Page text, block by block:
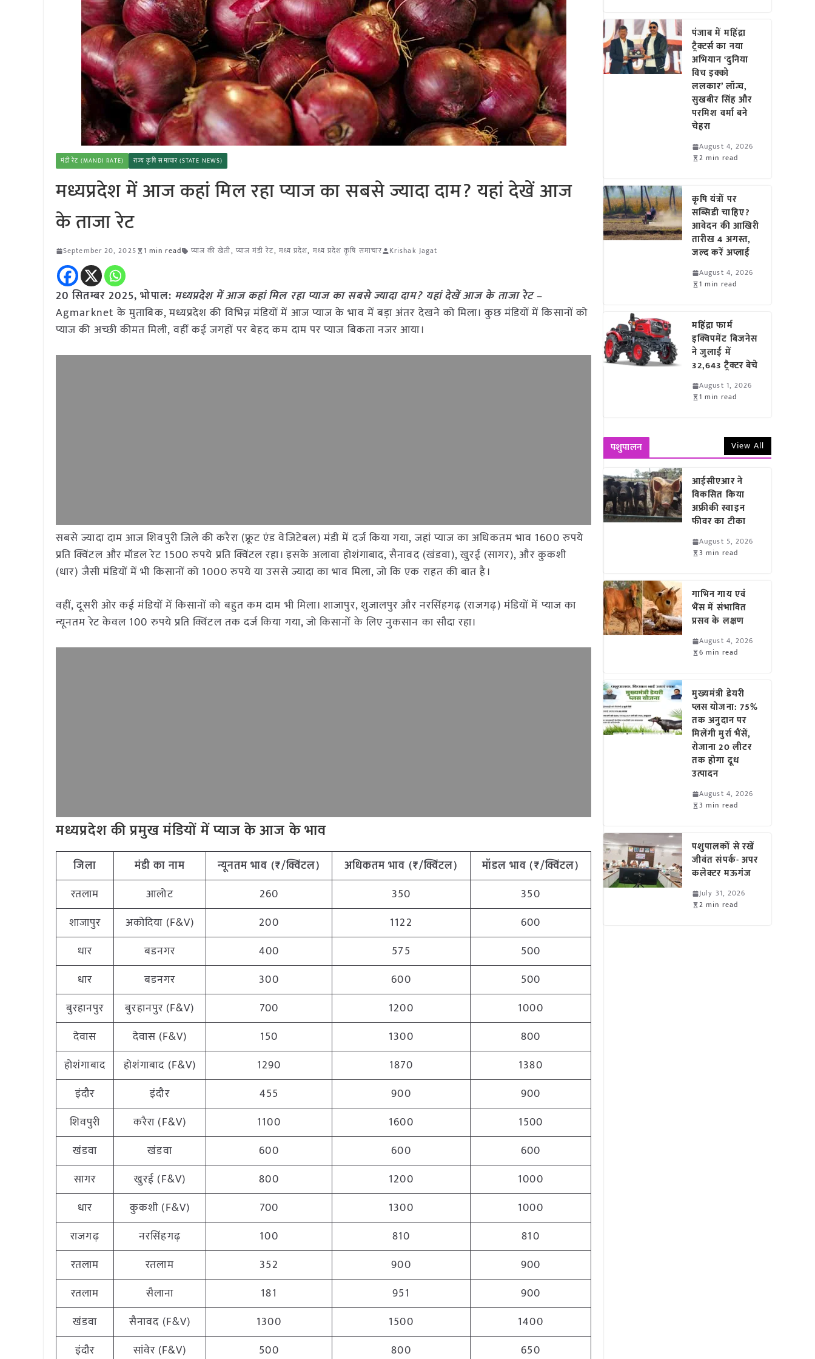
मंडी रेट (MANDI RATE) राज्य कृषि समाचार (STATE NEWS)
मध्यप्रदेश में आज कहां मिल रहा प्याज का सबसे ज्यादा दाम? यहां देखें आज
के ताजा रेट
September 20, 2025 1 min read प्याज की खेती, प्याज मंडी रेट, मध्य प्रदेश, मध्य प्रदेश कृषि समाचार Krishak Jagat
20 सितम्बर 2025, भोपाल: मध्यप्रदेश में आज कहां मिल रहा प्याज का सबसे ज्यादा दाम? यहां देखें आज के ताजा रेट –
Agmarknet के मुताबिक, मध्यप्रदेश की विभिन्न मंडियों में आज प्याज के भाव में बड़ा अंतर देखने को मिला। कुछ मंडियों में किसानों को
प्याज की अच्छी कीमत मिली, वहीं कई जगहों पर बेहद कम दाम पर प्याज बिकता नजर आया।
सबसे ज्यादा दाम आज शिवपुरी जिले की करैरा (फ्रूट एंड वेजिटेबल) मंडी में दर्ज किया गया, जहां प्याज का अधिकतम भाव 1600 रुपये
प्रति क्विंटल और मॉडल रेट 1500 रुपये प्रति क्विंटल रहा। इसके अलावा होशंगाबाद, सैनावद (खंडवा), खुरई (सागर), और कुकशी
(धार) जैसी मंडियों में भी किसानों को 1000 रुपये या उससे ज्यादा का भाव मिला, जो कि एक राहत की बात है।
वहीं, दूसरी ओर कई मंडियों में किसानों को बहुत कम दाम भी मिला। शाजापुर, शुजालपुर और नरसिंहगढ़ (राजगढ़) मंडियों में प्याज का
न्यूनतम रेट केवल 100 रुपये प्रति क्विंटल तक दर्ज किया गया, जो किसानों के लिए नुकसान का सौदा रहा।
मध्यप्रदेश की प्रमुख मंडियों में प्याज के आज के भाव
जिला मंडी का नाम न्यूनतम भाव (₹/क्विंटल) अधिकतम भाव (₹/क्विंटल)
मॉडल भाव (₹/क्विंटल)
रतलाम
आलोट 260 350
350
शाजापुर
अकोदिया (F&V) 200 1122
600
धार
बडनगर 400 575
500
धार
बडनगर 300 600
500
बुरहानपुर
बुरहानपुर (F&V) 700 1200
1000
देवास
देवास (F&V) 150 1300
800
होशंगाबाद
होशंगाबाद (F&V) 1290 1870
1380
इंदौर
इंदौर 455 900
900
शिवपुरी
करैरा (F&V) 1100 1600
1500
खंडवा
खंडवा 600 600
600
सागर
खुरई (F&V) 800 1200
1000
धार
कुकशी (F&V) 700 1300
1000
राजगढ़
नरसिंहगढ़ 100 810
810
रतलाम
रतलाम 352 900
900
रतलाम
सैलाना 181 951
900
खंडवा
सैनावद (F&V) 1300 1500
1400
इंदौर
सांवेर (F&V) 500 800
650
पंजाब में महिंद्रा
ट्रैक्टर्स का नया
अभियान ‘दुनिया
विच इक्को
ललकार’ लॉन्च,
सुखबीर सिंह और
परमिश वर्मा बने
चेहरा
August 4, 2026
2 min read
कृषि यंत्रों पर
सब्सिडी चाहिए?
आवेदन की आखिरी
तारीख 4 अगस्त,
जल्द करें अप्लाई
August 4, 2026
1 min read
महिंद्रा फार्म
इक्विपमेंट बिजनेस
ने जुलाई में
32,643 ट्रैक्टर बेचे
August 1, 2026
1 min read
पशुपालन View All
आईसीएआर ने
विकसित किया
अफ्रीकी स्वाइन
फीवर का टीका
August 5, 2026
3 min read
गाभिन गाय एवं
भैंस में संभावित
प्रसव के लक्षण
August 4, 2026
6 min read
मुख्यमंत्री डेयरी
प्लस योजना: 75%
तक अनुदान पर
मिलेंगी मुर्रा भैंसें,
रोजाना 20 लीटर
तक होगा दूध
उत्पादन
August 4, 2026
3 min read
पशुपालकों से रखें
जीवंत संपर्क- अपर
कलेक्टर मऊगंज
July 31, 2026
2 min read